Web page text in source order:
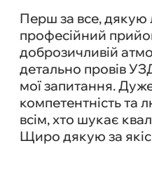
Перш за все, дякую
професійний
доброзичливій
детально провів
мої запитання.
компетентність та
всім, хто шукає
Щиро дякую за